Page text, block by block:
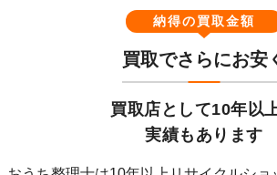
納得の買取金額
買取でさらにお安
買取店として10年以
実績もあります